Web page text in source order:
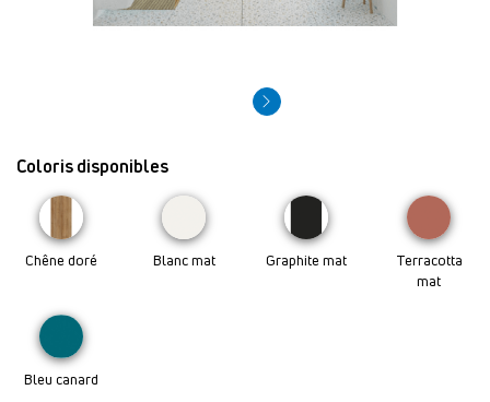
Coloris disponibles
Chêne doré Blanc mat Graphite mat
Terracotta
mat
Bleu canard